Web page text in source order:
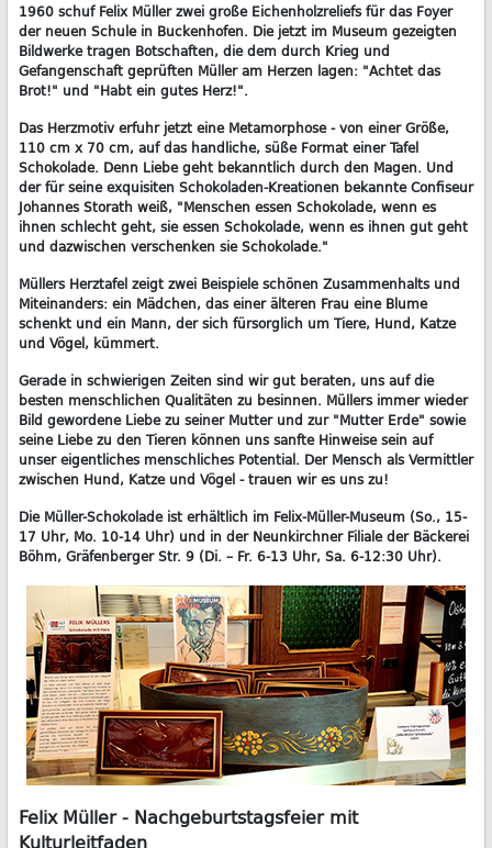
1960 schuf Felix Müller zwei große Eichenholzreliefs für das Foyer
der neuen Schule in Buckenhofen. Die jetzt im Museum gezeigten
Bildwerke tragen Botschaften, die dem durch Krieg und
Gefangenschaft geprüften Müller am Herzen lagen: "Achtet das
Brot!" und "Habt ein gutes Herz!".
Das Herzmotiv erfuhr jetzt eine Metamorphose - von einer Größe,
110 cm x 70 cm, auf das handliche, süße Format einer Tafel
Schokolade. Denn Liebe geht bekanntlich durch den Magen. Und
der für seine exquisiten Schokoladen-Kreationen bekannte Confiseur
Johannes Storath weiß, "Menschen essen Schokolade, wenn es
ihnen schlecht geht, sie essen Schokolade, wenn es ihnen gut geht
und dazwischen verschenken sie Schokolade."
Müllers Herztafel zeigt zwei Beispiele schönen Zusammenhalts und
Miteinanders: ein Mädchen, das einer älteren Frau eine Blume
schenkt und ein Mann, der sich fürsorglich um Tiere, Hund, Katze
und Vögel, kümmert.
Gerade in schwierigen Zeiten sind wir gut beraten, uns auf die
besten menschlichen Qualitäten zu besinnen. Müllers immer wieder
Bild gewordene Liebe zu seiner Mutter und zur "Mutter Erde" sowie
seine Liebe zu den Tieren können uns sanfte Hinweise sein auf
unser eigentliches menschliches Potential. Der Mensch als Vermittler
zwischen Hund, Katze und Vögel - trauen wir es uns zu!
Die Müller-Schokolade ist erhältlich im Felix-Müller-Museum (So., 15-
17 Uhr, Mo. 10-14 Uhr) und in der Neunkirchner Filiale der Bäckerei
Böhm, Gräfenberger Str. 9 (Di. – Fr. 6-13 Uhr, Sa. 6-12:30 Uhr).
Felix Müller - Nachgeburtstagsfeier mit
Kulturleitfaden